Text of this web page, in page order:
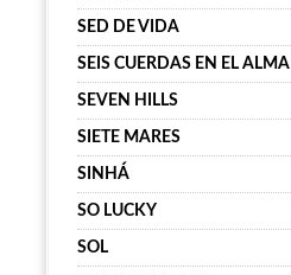
SED DE VIDA
SEIS CUERDAS EN EL ALMA
SEVEN HILLS
SIETE MARES
SINHÁ
SO LUCKY
SOL